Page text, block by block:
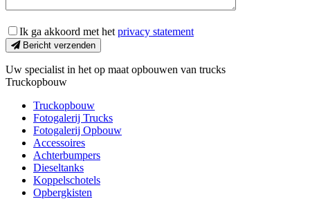
Ik ga akkoord met het privacy statement
Bericht verzenden
Uw specialist in het op maat opbouwen van trucks
Truckopbouw
Truckopbouw
Fotogalerij Trucks
Fotogalerij Opbouw
Accessoires
Achterbumpers
Dieseltanks
Koppelschotels
Opbergkisten